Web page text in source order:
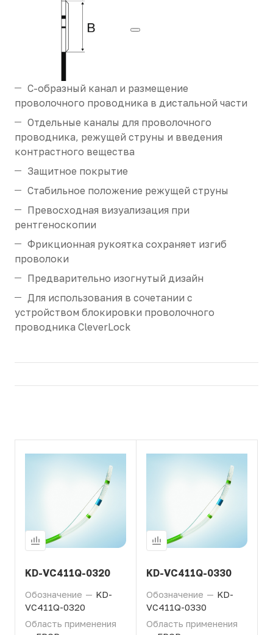
C-образный канал и размещение
проволочного проводника в дистальной части
Отдельные каналы для проволочного
проводника, режущей струны и введения
контрастного вещества
Защитное покрытие
Стабильное положение режущей струны
Превосходная визуализация при
рентгеноскопии
Фрикционная рукоятка сохраняет изгиб
проволоки
Предварительно изогнутый дизайн
Для использования в сочетании с
устройством блокировки проволочного
проводника CleverLock
KD-VC411Q-0320
Обозначение — KD-
VC411Q-0320
Область применения
KD-VC411Q-0330
Обозначение — KD-
VC411Q-0330
Область применения